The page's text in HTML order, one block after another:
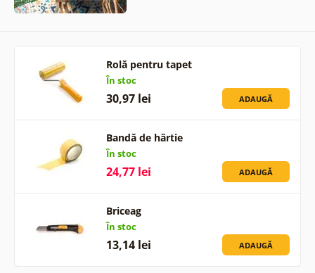
Rolă pentru tapet
În stoc
30,97 lei ADAUGĂ
Bandă de hârtie
În stoc
24,77 lei ADAUGĂ
Briceag
În stoc
13,14 lei ADAUGĂ